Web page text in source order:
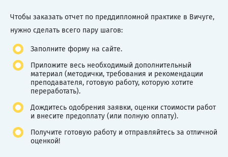
Чтобы заказать отчет по преддипломной практике в Вичуге,
нужно сделать всего пару шагов:
Заполните форму на сайте.
Приложите весь необходимый дополнительный
материал (методички, требования и рекомендации
преподавателя, готовую работу, которую хотите
переработать).
Дождитесь одобрения заявки, оценки стоимости работ
и внесите предоплату (или полную оплату).
Получите готовую работу и отправляйтесь за отличной
оценкой!